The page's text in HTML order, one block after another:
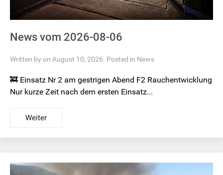
News vom 2026-08-06
Written by on August 10, 2026. Posted in News
🚒 Einsatz Nr 2 am gestrigen Abend F2 Rauchentwicklung
Nur kurze Zeit nach dem ersten Einsatz...
Weiter